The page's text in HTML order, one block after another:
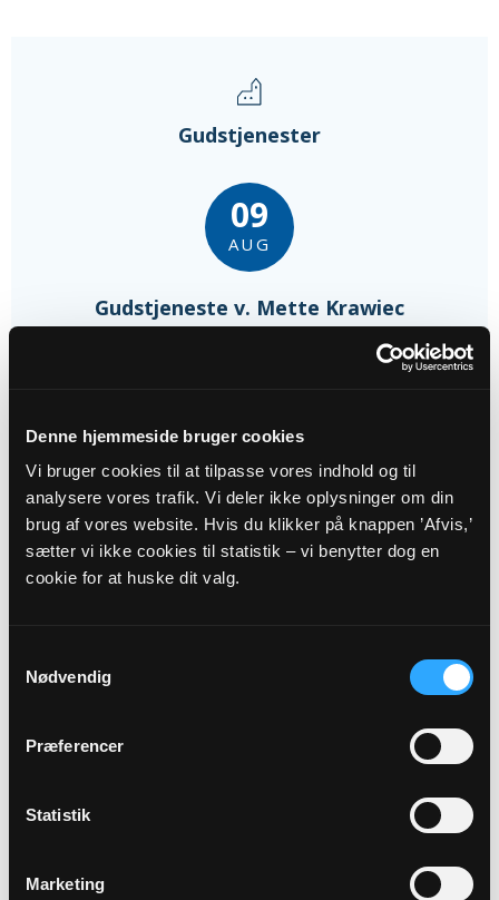
Denne hjemmeside bruger cookies
Vi bruger cookies til at tilpasse vores indhold og til
analysere vores trafik. Vi deler ikke oplysninger om din
brug af vores website. Hvis du klikker på knappen ’Afvis,’
sætter vi ikke cookies til statistik – vi benytter dog en
cookie for at huske dit valg.
Nødvendig
Præferencer
Statistik
Marketing
Gudstjenester
09
AUG
Gudstjeneste v. Mette Krawiec
09
AUG
Gudstjeneste v. Mette Krawiec
Kristrup Kirke, kl. 10:00
Mette Olesen Krawiec